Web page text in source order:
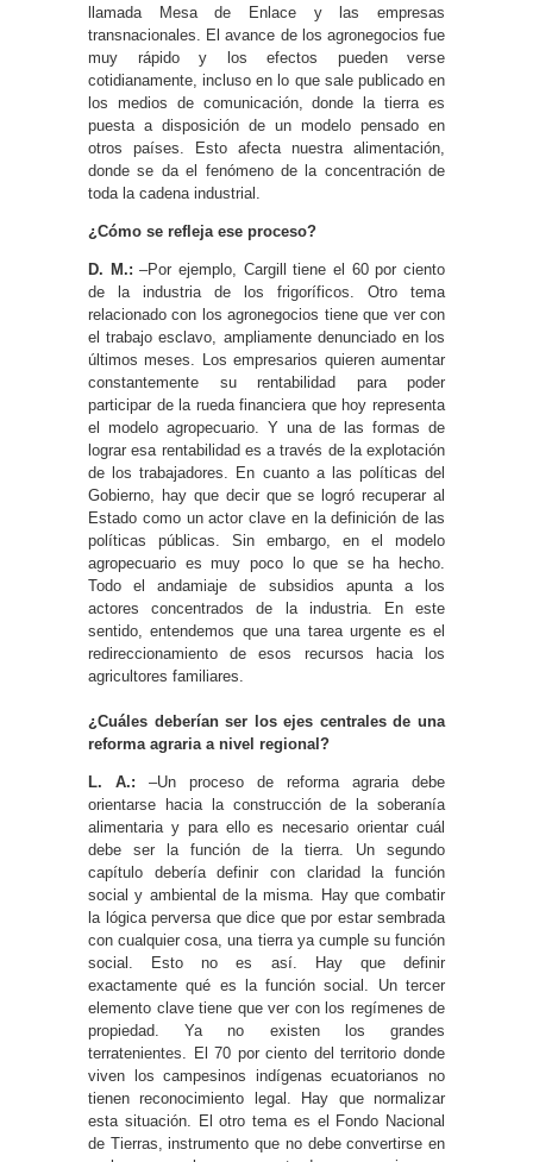
llamada Mesa de Enlace y las empresas
transnacionales. El avance de los agronegocios fue
muy rápido y los efectos pueden verse
cotidianamente, incluso en lo que sale publicado en
los medios de comunicación, donde la tierra es
puesta a disposición de un modelo pensado en
otros países. Esto afecta nuestra alimentación,
donde se da el fenómeno de la concentración de
toda la cadena industrial.
¿Cómo se refleja ese proceso?
D. M.: –Por ejemplo, Cargill tiene el 60 por ciento
de la industria de los frigoríficos. Otro tema
relacionado con los agronegocios tiene que ver con
el trabajo esclavo, ampliamente denunciado en los
últimos meses. Los empresarios quieren aumentar
constantemente su rentabilidad para poder
participar de la rueda financiera que hoy representa
el modelo agropecuario. Y una de las formas de
lograr esa rentabilidad es a través de la explotación
de los trabajadores. En cuanto a las políticas del
Gobierno, hay que decir que se logró recuperar al
Estado como un actor clave en la definición de las
políticas públicas. Sin embargo, en el modelo
agropecuario es muy poco lo que se ha hecho.
Todo el andamiaje de subsidios apunta a los
actores concentrados de la industria. En este
sentido, entendemos que una tarea urgente es el
redireccionamiento de esos recursos hacia los
agricultores familiares.
¿Cuáles deberían ser los ejes centrales de una
reforma agraria a nivel regional?
L. A.: –Un proceso de reforma agraria debe
orientarse hacia la construcción de la soberanía
alimentaria y para ello es necesario orientar cuál
debe ser la función de la tierra. Un segundo
capítulo debería definir con claridad la función
social y ambiental de la misma. Hay que combatir
la lógica perversa que dice que por estar sembrada
con cualquier cosa, una tierra ya cumple su función
social. Esto no es así. Hay que definir
exactamente qué es la función social. Un tercer
elemento clave tiene que ver con los regímenes de
propiedad. Ya no existen los grandes
terratenientes. El 70 por ciento del territorio donde
viven los campesinos indígenas ecuatorianos no
tienen reconocimiento legal. Hay que normalizar
esta situación. El otro tema es el Fondo Nacional
de Tierras, instrumento que no debe convertirse en